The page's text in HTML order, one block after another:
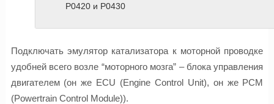
P0420 и P0430
Подключать эмулятор катализатора к моторной проводке
удобней всего возле “моторного мозга” – блока управления
двигателем (он же ECU (Engine Control Unit), он же PCM
(Powertrain Control Module)).